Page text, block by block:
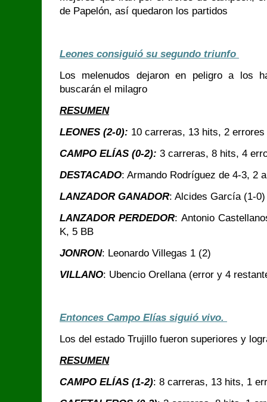
de Papelón, así quedaron los partidos
Leones consiguió su segundo triunfo
Los melenudos dejaron en peligro a los
buscarán el milagro
RESUMEN
LEONES (2-0): 10 carreras, 13 hits, 2
CAMPO ELÍAS (0-2): 3 carreras, 8 hits, 4
DESTACADO: Armando Rodríguez de 4-3, 2
LANZADOR GANADOR: Alcides García (1-
LANZADOR PERDEDOR: Antonio
K, 5 BB
JONRON: Leonardo Villegas 1 (2)
VILLANO: Ubencio Orellana (error y 4
Entonces Campo Elías siguió vivo.
Los del estado Trujillo fueron superiores y
RESUMEN
CAMPO ELÍAS (1-2): 8 carreras, 13 hits, 1